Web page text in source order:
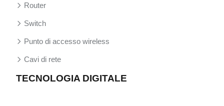
Router
Switch
Punto di accesso wireless
Cavi di rete
TECNOLOGIA DIGITALE